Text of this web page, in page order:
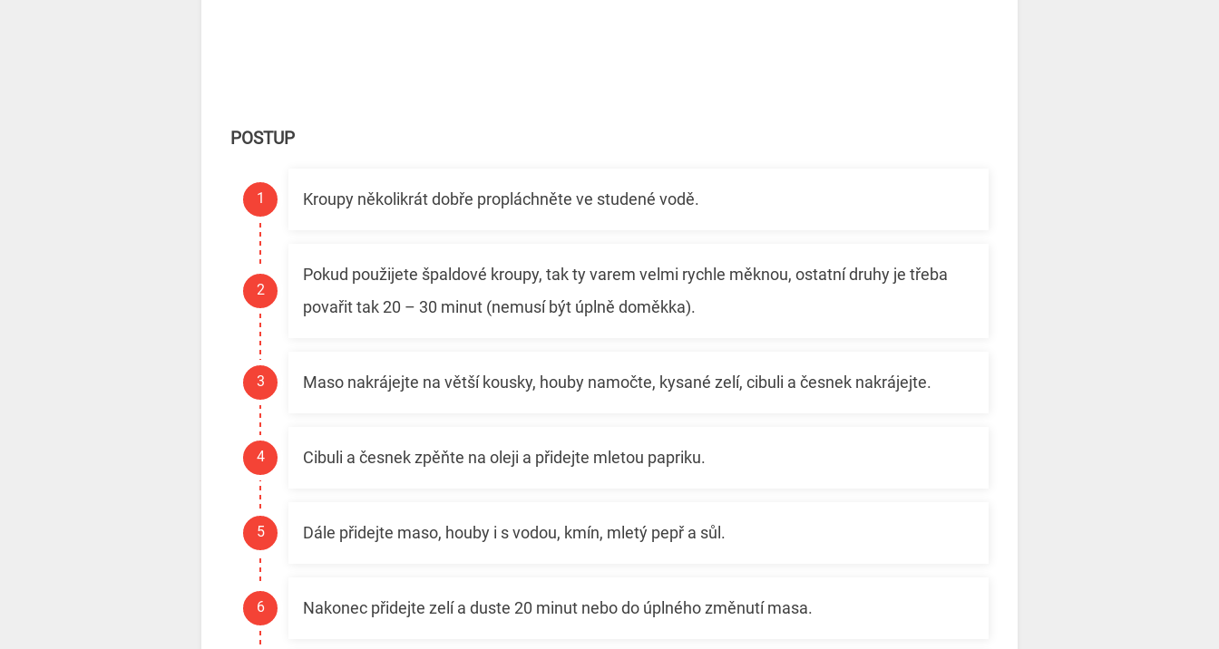
POSTUP
Kroupy několikrát dobře propláchněte ve studené vodě.
Pokud použijete špaldové kroupy, tak ty varem velmi rychle měknou, ostatní druhy je třeba
povařit tak 20 – 30 minut (nemusí být úplně doměkka).
Maso nakrájejte na větší kousky, houby namočte, kysané zelí, cibuli a česnek nakrájejte.
Cibuli a česnek zpěňte na oleji a přidejte mletou papriku.
Dále přidejte maso, houby i s vodou, kmín, mletý pepř a sůl.
Nakonec přidejte zelí a duste 20 minut nebo do úplného změnutí masa.